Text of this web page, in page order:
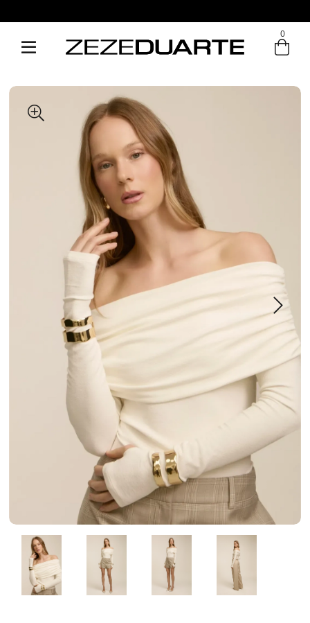
Entre com email ou cpf/cnpj
0